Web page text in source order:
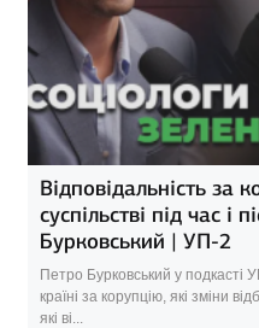
Відповідальність за
суспільстві під час і
Бурковський | УП-2
Петро Бурковський у подкасті
країні за корупцію, які зміни
які ві...